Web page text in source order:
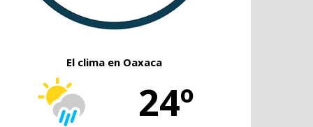
El clima en Oaxaca
24º